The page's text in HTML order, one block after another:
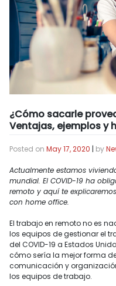
¿Cómo sacarle
Ventajas, ejemplos y
Posted on May 17, 2020 by
Actualmente estamos
mundial. El COVID-19 ha
remoto y aquí te
con home office.
El trabajo en remoto no es
los equipos de gestionar el
del COVID-19 a Estados
cómo sería la mejor forma
comunicación y
los equipos de trabajo.